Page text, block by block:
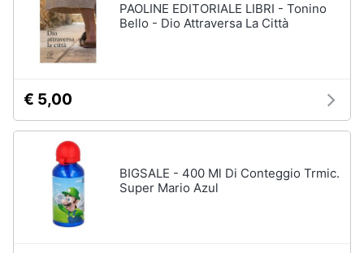
PAOLINE EDITORIALE LIBRI - Tonino
Bello - Dio Attraversa La Città
€ 5,00
BIGSALE - 400 Ml Di Conteggio Trmic.
Super Mario Azul